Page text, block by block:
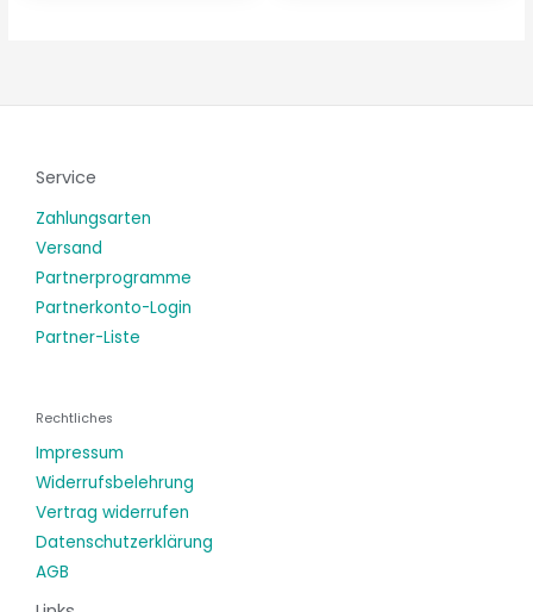
Service
Zahlungsarten
Versand
Partnerprogramme
Partnerkonto-Login
Partner-Liste
Rechtliches
Impressum
Widerrufsbelehrung
Vertrag widerrufen
Datenschutzerklärung
AGB